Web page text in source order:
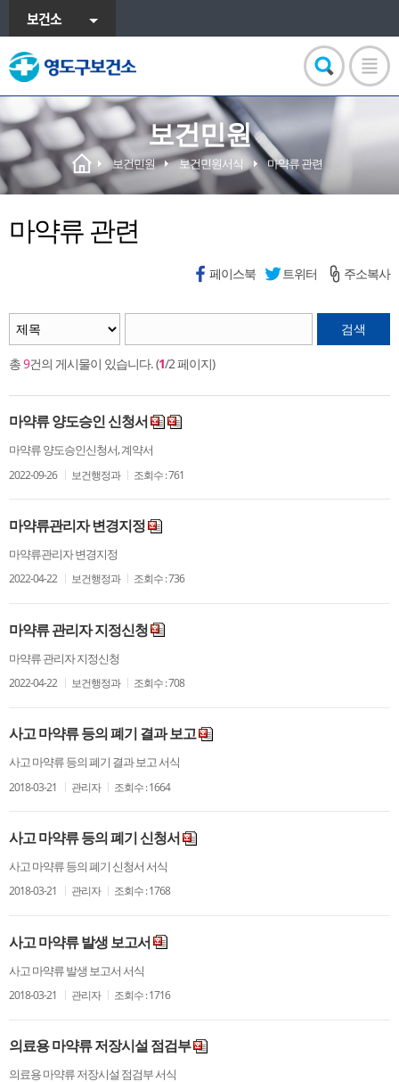
보건소
보건민원
보건민원 보건민원서식 마약류 관련
마약류 관련
페이스북 트위터 주소복사
검색
총9건의 게시물이 있습니다. (1/2 페이지)
마약류 양도승인 신청서
마약류 양도승인신청서, 계약서
2022-09-26 보건행정과 조회수 : 761
마약류관리자 변경지정
마약류관리자 변경지정
2022-04-22 보건행정과 조회수 : 736
마약류 관리자 지정신청
마약류 관리자 지정신청
2022-04-22 보건행정과 조회수 : 708
사고 마약류 등의 폐기 결과 보고
사고 마약류 등의 폐기 결과 보고 서식
2018-03-21 관리자 조회수 : 1664
사고 마약류 등의 폐기 신청서
사고 마약류 등의 폐기 신청서 서식
2018-03-21 관리자 조회수 : 1768
사고 마약류 발생 보고서
사고 마약류 발생 보고서 서식
2018-03-21 관리자 조회수 : 1716
의료용 마약류 저장시설 점검부
의료용 마약류 저장시설 점검부 서식